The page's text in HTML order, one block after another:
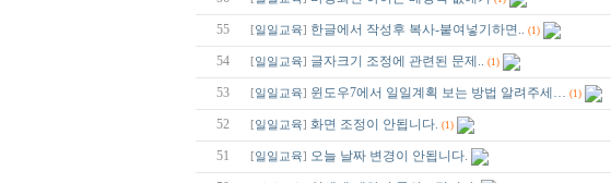
55 [일일교육] 한글에서 작성후 복사-붙여넣기하면.. (1)
54 [일일교육] 글자크기 조정에 관련된 문제.. (1)
53 [일일교육] 윈도우7에서 일일계획 보는 방법 알려주세… (1)
52 [일일교육] 화면 조정이 안됩니다. (1)
51 [일일교육] 오늘 날짜 변경이 안됩니다.